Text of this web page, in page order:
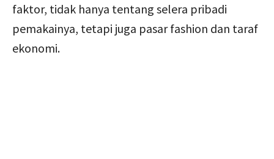
faktor, tidak hanya tentang selera pribadi
pemakainya, tetapi juga pasar fashion dan taraf
ekonomi.